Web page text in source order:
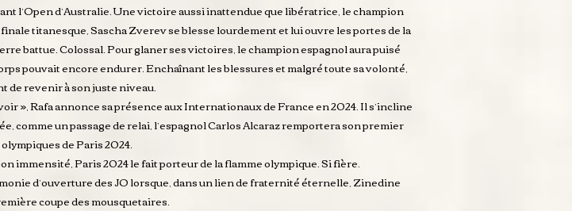
l’Open d’Australie. Une victoire aussi inattendue que libératrice, le champion
titanesque, Sascha Zverev se blesse lourdement et lui ouvre les portes de la
battue. Colossal. Pour glaner ses victoires, le champion espagnol aura puisé
pouvait encore endurer. Enchaînant les blessures et malgré toute sa volonté,
de revenir à son juste niveau.
», Rafa annonce sa présence aux Internationaux de France en 2024. Il s’incline
comme un passage de relai, l’espagnol Carlos Alcaraz remportera son premier
de Paris 2024.
immensité, Paris 2024 le fait porteur de la flamme olympique. Si fière.
d’ouverture des JO lorsque, dans un lien de fraternité éternelle, Zinedine
coupe des mousquetaires.